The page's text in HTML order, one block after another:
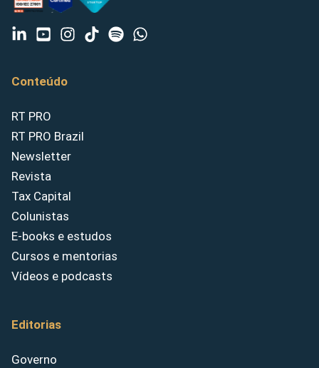
Conteúdo
RT PRO
RT PRO Brazil
Newsletter
Revista
Tax Capital
Colunistas
E-books e estudos
Cursos e mentorias
Vídeos e podcasts
Editorias
Governo